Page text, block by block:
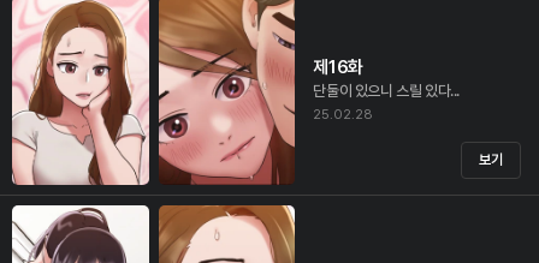
제16화
단둘이 있으니 스릴 있다...
25.02.28
보기